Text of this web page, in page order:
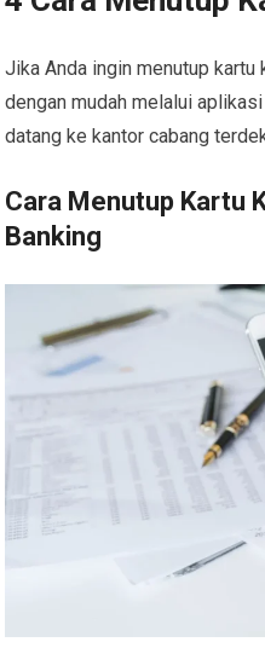
Jika Anda ingin menutup
dengan mudah melalui
datang ke kantor cabang
Cara Menutup Kartu
Banking